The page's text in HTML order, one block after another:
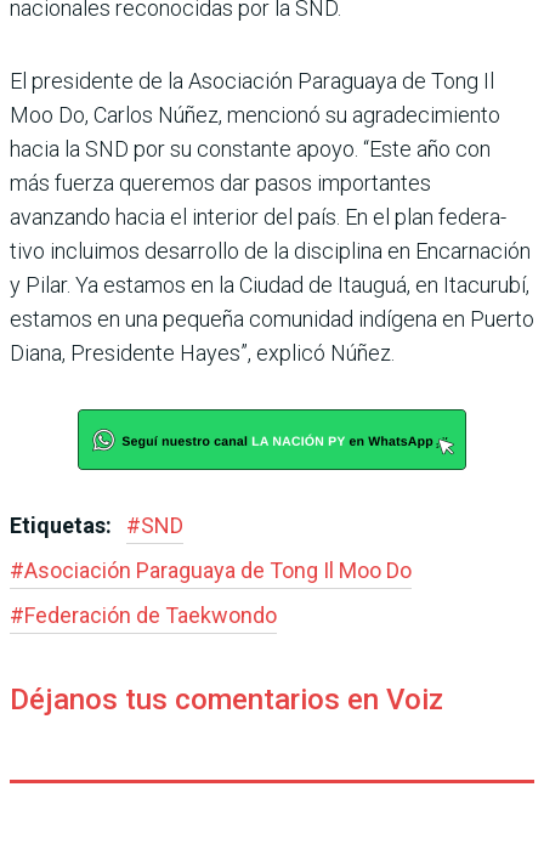
nacio­nales reconocidas por la SND.
El presidente de la Asociación Paraguaya de Tong Il
Moo Do, Carlos Núñez, mencionó su agradecimiento
hacia la SND por su constante apoyo. “Este año con
más fuerza quere­mos dar pasos importantes
avanzando hacia el interior del país. En el plan federa­
tivo incluimos desarrollo de la disciplina en Encar­nación
y Pilar. Ya estamos en la Ciudad de Itauguá, en Itacurubí,
estamos en una pequeña comunidad indígena en Puerto
Diana, Presidente Hayes”, explicó Núñez.
Etiquetas: #SND
#Asociación Paraguaya de Tong Il Moo Do
#Federación de Taekwondo
Déjanos tus comentarios en Voiz